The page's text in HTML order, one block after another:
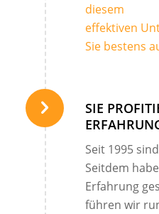
diesem
effektiven
Sie bestens
SIE
Seit 1995
Seitdem
Erfahrung
führen wir